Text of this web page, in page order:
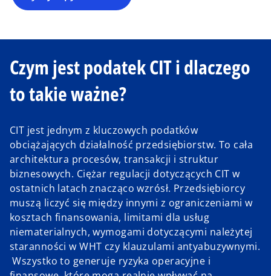
Czym jest podatek CIT i dlaczego
to takie ważne?
CIT jest jednym z kluczowych podatków
obciążających działalność przedsiębiorstw. To cała
architektura procesów, transakcji i struktur
biznesowych. Ciężar regulacji dotyczących CIT w
ostatnich latach znacząco wzrósł. Przedsiębiorcy
muszą liczyć się między innymi z ograniczeniami w
kosztach finansowania, limitami dla usług
niematerialnych, wymogami dotyczącymi należytej
staranności w WHT czy klauzulami antyabuzywnymi.
Wszystko to generuje ryzyka operacyjne i